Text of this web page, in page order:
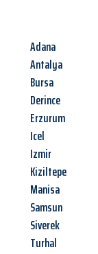
Adana
Antalya
Bursa
Derince
Erzurum
Icel
Izmir
Kiziltepe
Manisa
Samsun
Siverek
Turhal